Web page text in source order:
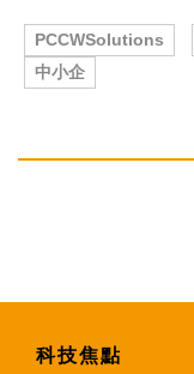
PCCWSolutions
中小企
科技焦點